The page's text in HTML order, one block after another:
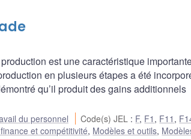
est une caractéristique
en plusieurs étapes a été
qu’il produit des gains additionnels
du personnel Code(s) JEL : F, F1 , F11 ,
et compétitivité, Modèles et outils,